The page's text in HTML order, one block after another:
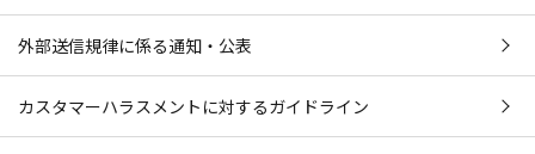
外部送信規律に係る通知・公表
カスタマーハラスメントに対するガイドライン